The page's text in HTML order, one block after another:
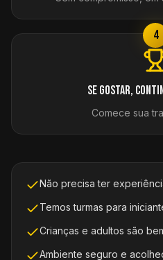
4
Se gostar,
Comece sua
Não precisa ter
Temos turmas para
Crianças e adultos são
Ambiente seguro e